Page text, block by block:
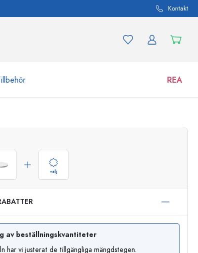
Kontakt
REA
Burkar
Handla nu
välj
av beställningskvantiteter
har vi justerat de tillgängliga mängdstegen.